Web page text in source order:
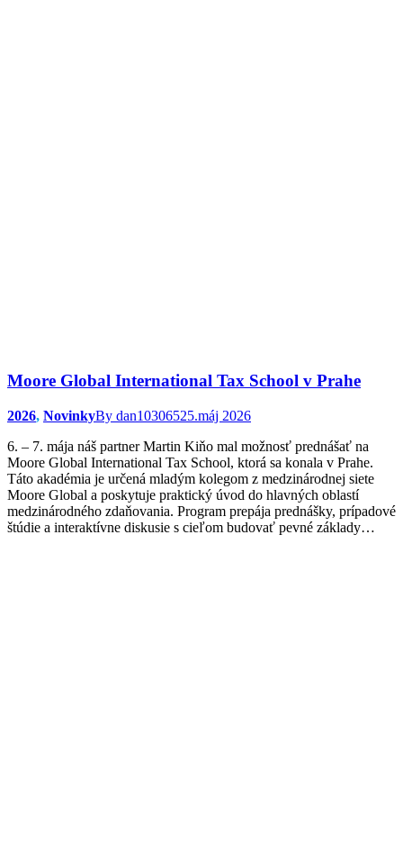
Moore Global International Tax School v Prahe
2026, NovinkyBy dan10306525.máj 2026
6. – 7. mája náš partner Martin Kiňo mal možnosť prednášať na
Moore Global International Tax School, ktorá sa konala v Prahe.
Táto akadémia je určená mladým kolegom z medzinárodnej siete
Moore Global a poskytuje praktický úvod do hlavných oblastí
medzinárodného zdaňovania. Program prepája prednášky, prípadové
štúdie a interaktívne diskusie s cieľom budovať pevné základy…